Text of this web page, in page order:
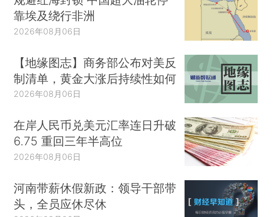
靠埃及绕行非洲
2026年08月06日
【地缘图志】商务部公布对美反
制清单，黄金大涨后持续性如何
2026年08月06日
在岸人民币兑美元汇率连日升破
6.75 重回三年半高位
2026年08月06日
河南带薪休假新政：领导干部带
头，全员应休尽休